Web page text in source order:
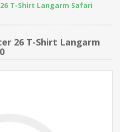
T-Shirt Langarm Safari
26 T-Shirt Langarm